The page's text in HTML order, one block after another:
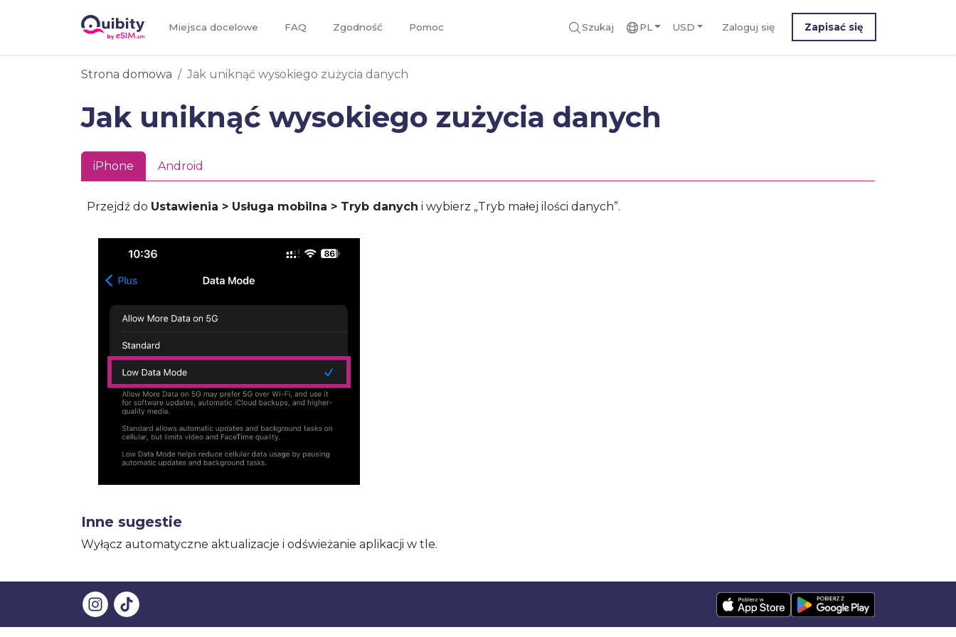
Miejsca docelowe FAQ Zgodność Pomoc Szukaj PL USD Zaloguj się Zapisać się
Strona domowa Jak uniknąć wysokiego zużycia danych
Jak uniknąć wysokiego zużycia danych
iPhone Android
Przejdź do Ustawienia > Usługa mobilna > Tryb danych i wybierz „Tryb małej ilości danych”.
Inne sugestie
Wyłącz automatyczne aktualizacje i odświeżanie aplikacji w tle.